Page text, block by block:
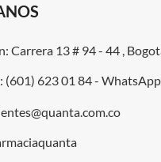
Carrera 13 # 94 - 44 ,
(601) 623 01 84 -